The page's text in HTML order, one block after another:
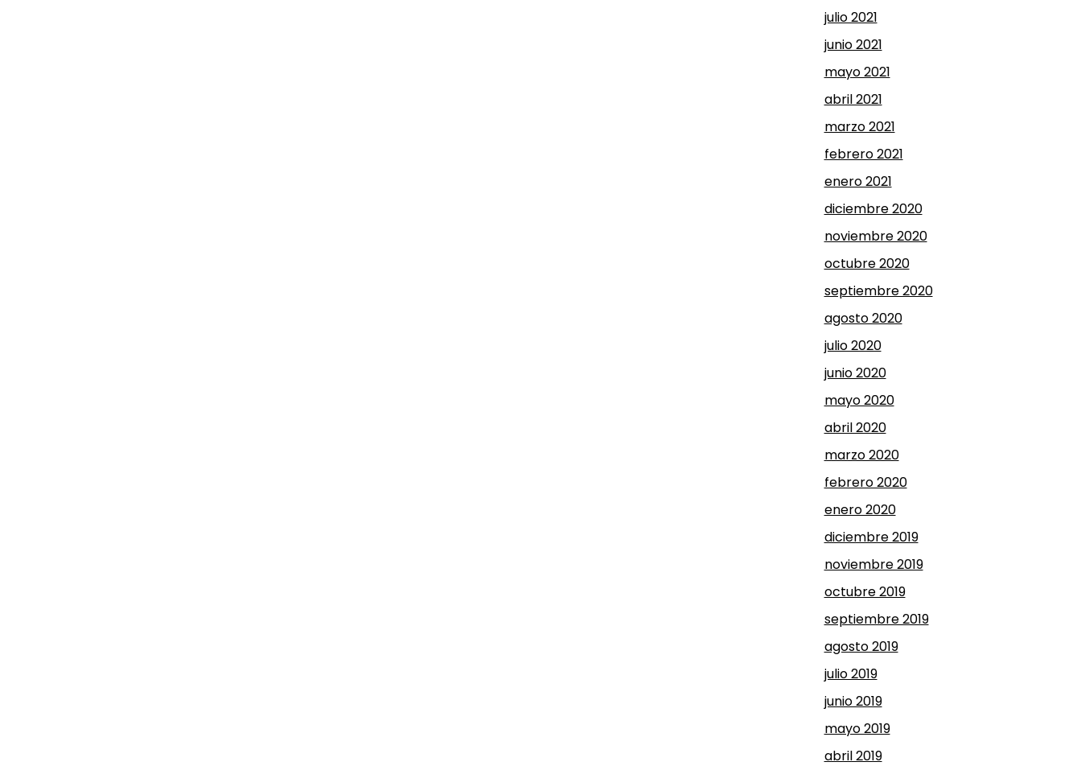
julio 2021
junio 2021
mayo 2021
abril 2021
marzo 2021
febrero 2021
enero 2021
diciembre 2020
noviembre 2020
octubre 2020
septiembre 2020
agosto 2020
julio 2020
junio 2020
mayo 2020
abril 2020
marzo 2020
febrero 2020
enero 2020
diciembre 2019
noviembre 2019
octubre 2019
septiembre 2019
agosto 2019
julio 2019
junio 2019
mayo 2019
abril 2019